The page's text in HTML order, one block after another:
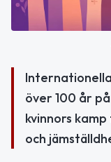
över 100 år
kvinnors
och